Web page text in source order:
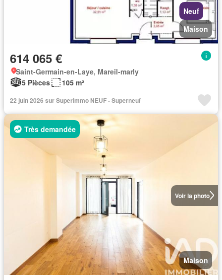
Neuf
Maison
614 065 €
Saint-Germain-en-Laye, Mareil-marly
5 Pièces
105 m²
22 juin 2026 sur Superimmo NEUF - Superneuf
Voir la photo
Très demandée
Maison